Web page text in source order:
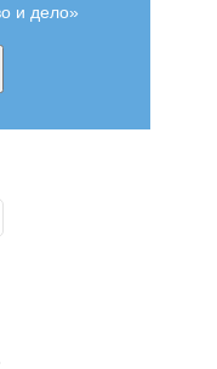
и дело»